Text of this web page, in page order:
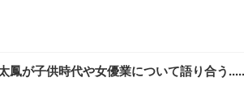
鳳が子供時代や女優業について語り合う